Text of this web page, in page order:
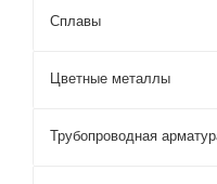
Сплавы
Цветные металлы
Трубопроводная